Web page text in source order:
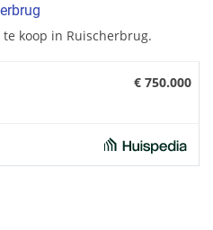
koop in Ruischerbrug.
€ 750.000